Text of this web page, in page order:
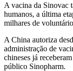
A vacina da Sinovac
humanos, a última
milhares de
A China autoriza
administração de
chineses já
público Sinopharm.